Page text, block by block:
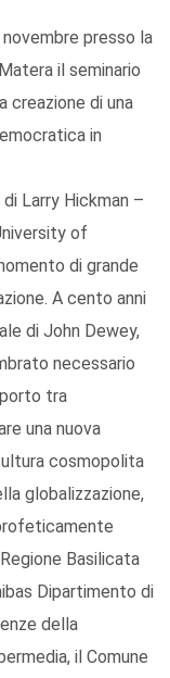
presso la
il seminario
creazione di una
in
Larry Hickman –
of
di grande
A cento anni
di John Dewey,
necessario
tra
una nuova
cosmopolita
globalizzazione,
Basilicata
Dipartimento di
della
il Comune